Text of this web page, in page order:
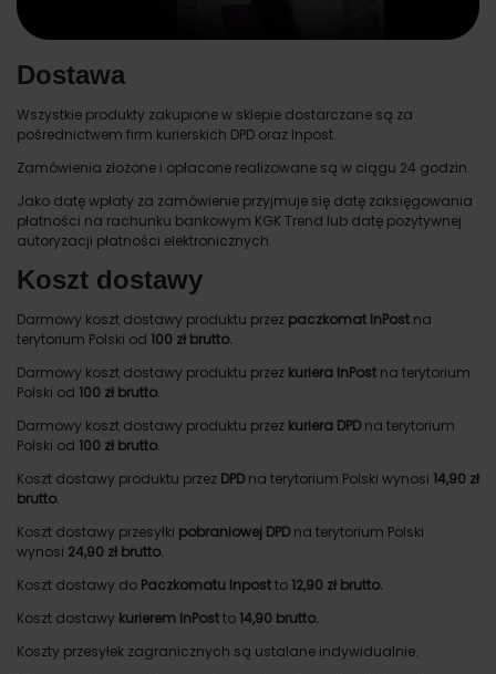
Dostawa
Wszystkie produkty zakupione w sklepie dostarczane są za
pośrednictwem firm kurierskich DPD oraz Inpost.
Zamówienia złożone i opłacone realizowane są w ciągu 24 godzin.
Jako datę wpłaty za zamówienie przyjmuje się datę zaksięgowania
płatności na rachunku bankowym KGK Trend lub datę pozytywnej
autoryzacji płatności elektronicznych.
Koszt dostawy
Darmowy koszt dostawy produktu przez paczkomat InPost na
terytorium Polski od 100 zł brutto.
Darmowy koszt dostawy produktu przez kuriera InPost na terytorium
Polski od 100 zł brutto.
Darmowy koszt dostawy produktu przez kuriera DPDna terytorium
Polski od 100 zł brutto.
Koszt dostawy produktu przez DPDna terytorium Polski wynosi 14,90 zł
brutto.
Koszt dostawy przesyłki pobraniowej DPDna terytorium Polski
wynosi 24,90 zł brutto.
Koszt dostawy do Paczkomatu Inpostto 12,90 zł brutto.
Koszt dostawy kurierem InPostto 14,90 brutto.
Koszty przesyłek zagranicznych są ustalane indywidualnie.